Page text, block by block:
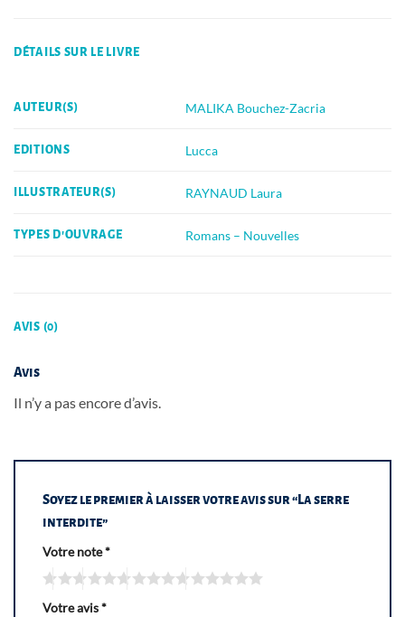
DÉTAILS SUR LE LIVRE
AUTEUR(S) MALIKA Bouchez-Zacria
EDITIONS Lucca
ILLUSTRATEUR(S) RAYNAUD Laura
TYPES D'OUVRAGE Romans – Nouvelles
AVIS (0)
Avis
Il n’y a pas encore d’avis.
Soyez le premier à laisser votre avis sur “La serre
interdite”
Votre note*
Votre avis*